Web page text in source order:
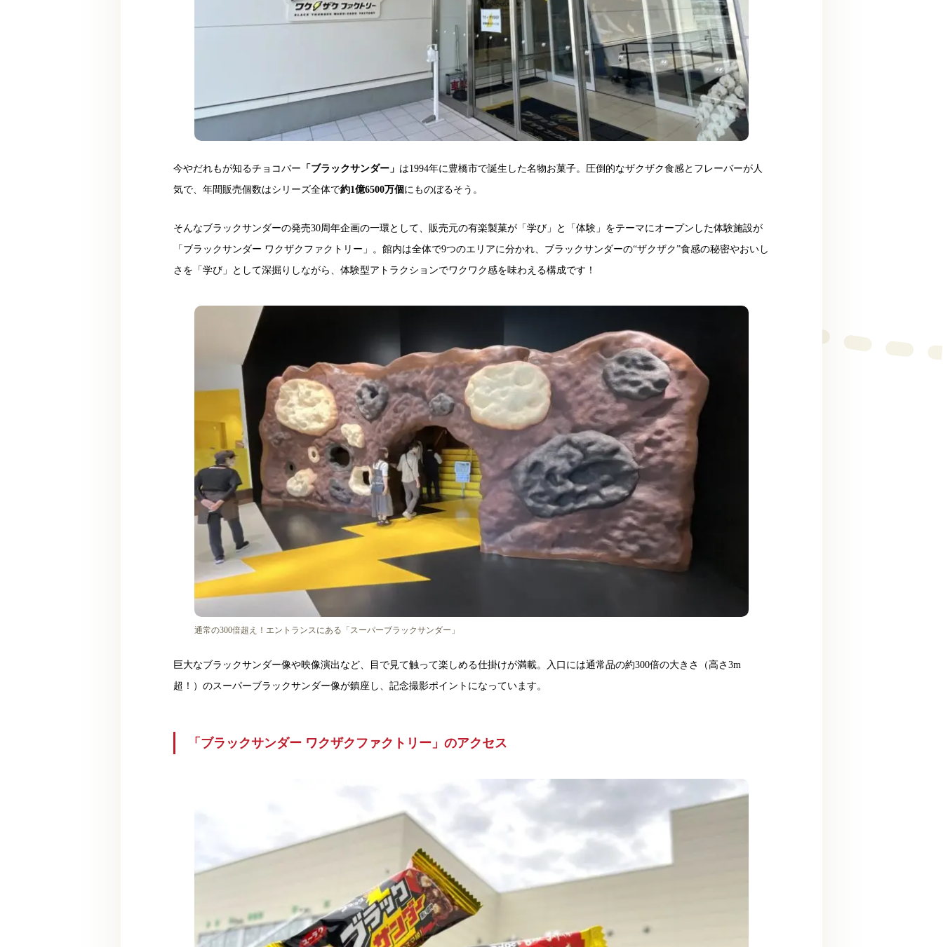
今やだれもが知るチョコバー 「ブラックサンダー」 は1994年に豊橋市で誕生した名物お菓子。圧倒的なザクザク食感とフレーバーが人
気で、年間販売個数はシリーズ全体で約1億6500万個 にものぼるそう。
そんなブラックサンダーの発売30周年企画の一環として、販売元の有楽製菓が「学び」と「体験」をテーマにオープンした体験施設が
「ブラックサンダー ワクザクファクトリー」。館内は全体で9つのエリアに分かれ、ブラックサンダーの“ザクザク”食感の秘密やおいし
さを「学び」として深掘りしながら、体験型アトラクションでワクワク感を味わえる構成です！
通常の300倍超え！エントランスにある「スーパーブラックサンダー」
巨大なブラックサンダー像や映像演出など、目で見て触って楽しめる仕掛けが満載。入口には通常品の約300倍の大きさ（高さ3m
超！）のスーパーブラックサンダー像が鎮座し、記念撮影ポイントになっています。
「ブラックサンダー ワクザクファクトリー」のアクセス